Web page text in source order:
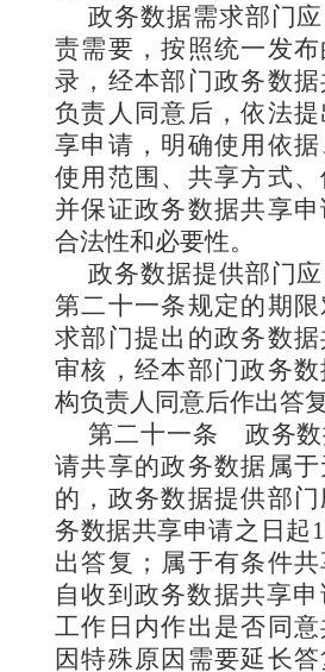
政务数据需求部门
责需要，按照统一发
录，经本部门政务数
负责人同意后，依法
享申请，明确使用依据
使用范围、共享方式、
并保证政务数据共享申
合法性和必要性。
政务数据提供部门
第二十一条规定的期
求部门提出的政务数
审核，经本部门政务
构负责人同意后作出答复
第二十一条 政务
请共享的政务数据属
的，政务数据提供部
务数据共享申请之日起
出答复；属于有条件
自收到政务数据共享
工作日内作出是否同意
因特殊原因需要延长